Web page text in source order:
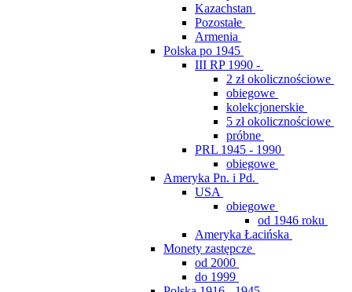
Kazachstan
Pozostałe
Armenia
Polska po 1945
III RP 1990 -
2 zł okolicznościowe
obiegowe
kolekcjonerskie
5 zł okolicznościowe
próbne
PRL 1945 - 1990
obiegowe
Ameryka Pn. i Pd.
USA
obiegowe
od 1946 roku
Ameryka Łacińska
Monety zastępcze
od 2000
do 1999